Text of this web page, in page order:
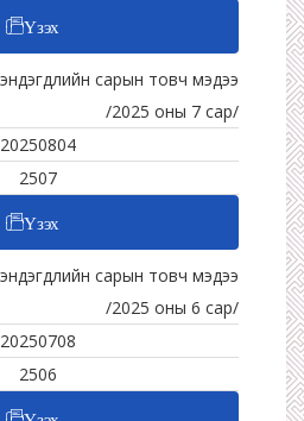
Үзэх
сарын товч мэдээ
/2025 оны 7 сар/
20250804
2507
Үзэх
сарын товч мэдээ
/2025 оны 6 сар/
20250708
2506